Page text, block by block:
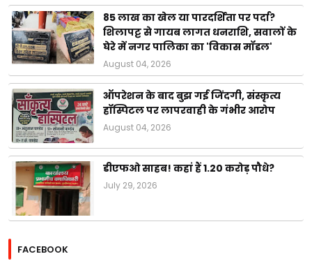
85 लाख का खेल या पारदर्शिता पर पर्दा?
शिलापट्ट से गायब लागत धनराशि, सवालों के
घेरे में नगर पालिका का 'विकास मॉडल'
August 04, 2026
ऑपरेशन के बाद बुझ गई जिंदगी, संस्कृत्य
हॉस्पिटल पर लापरवाही के गंभीर आरोप
August 04, 2026
डीएफओ साहब! कहां हैं 1.20 करोड़ पौधे?
July 29, 2026
FACEBOOK